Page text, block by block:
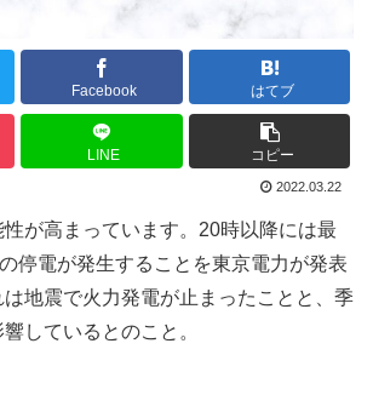
Facebook はてブ
LINE コピー
2022.03.22
が高まっています。20時以降には最
停電が発生することを東京電力が発表
は地震で火力発電が止まったことと、季
しているとのこと。